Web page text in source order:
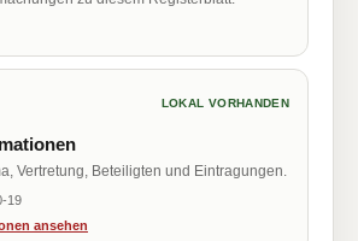
LOKAL VORHANDEN
Vertretung, Beteiligten und Eintragungen.
19
ansehen